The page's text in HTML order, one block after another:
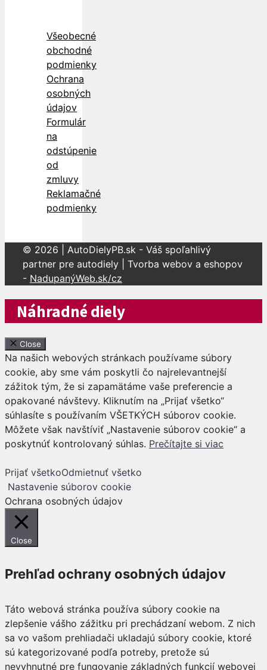
Všeobecné
obchodné
podmienky
Ochrana
osobných
údajov
Formulár
na
odstúpenie
od
zmluvy
Reklamačné
podmienky
© 2026 | AutoDielyPB.sk - Váš spoľahlivý
partner pre autodiely | Tvorba webov a eshopov
- NadupanýWeb.sk/cz
Náhradné diely
Close
Na našich webových stránkach používame súbory
cookie, aby sme vám poskytli čo najrelevantnejší
zážitok tým, že si zapamätáme vaše preferencie a
opakované návštevy. Kliknutím na „Prijať všetko“
súhlasíte s používaním VŠETKÝCH súborov cookie.
Môžete však navštíviť „Nastavenie súborov cookie“ a
poskytnúť kontrolovaný súhlas. Prečítajte si viac
Prijať všetkoOdmietnuť všetko
Nastavenie súborov cookie
Ochrana osobných údajov
Close
Prehľad ochrany osobných údajov
Táto webová stránka používa súbory cookie na
zlepšenie vášho zážitku pri prechádzaní webom. Z nich
sa vo vašom prehliadači ukladajú súbory cookie, ktoré
sú kategorizované podľa potreby, pretože sú
nevyhnutné pre fungovanie základných funkcií webovej